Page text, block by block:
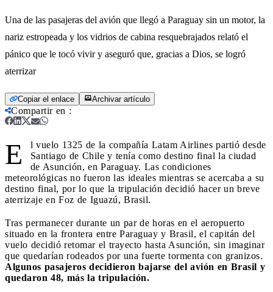
Una de las pasajeras del avión que llegó a Paraguay sin un motor, la
nariz estropeada y los vidrios de cabina resquebrajados relató el
pánico que le tocó vivir y aseguró que, gracias a Dios, se logró
aterrizar
Copiar el enlace Archivar artículo
Compartir en :
E
l vuelo 1325 de la compañía Latam Airlines partió desde
Santiago de Chile y tenía como destino final la ciudad
de Asunción, en Paraguay. Las condiciones
meteorológicas no fueron las ideales mientras se acercaba a su
destino final, por lo que la tripulación decidió hacer un breve
aterrizaje en Foz de Iguazú, Brasil.
Tras permanecer durante un par de horas en el aeropuerto
situado en la frontera entre Paraguay y Brasil, el capitán del
vuelo decidió retomar el trayecto hasta Asunción, sin imaginar
que quedarían rodeados por una fuerte tormenta con granizos.
Algunos pasajeros decidieron bajarse del avión en Brasil y
quedaron 48, más la tripulación.